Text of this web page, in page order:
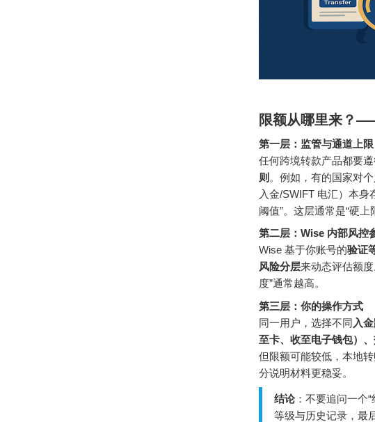
限额从哪里来？
第一层：监管与通道上限
任何跨境转款产品都要
则 。例如，有的国家对
入金/SWIFT 电汇）本
阈值”。这层通常是“硬上
第二层：Wise 内部风控
Wise 基于你账号的验证
风险分层来动态评估额
度”通常越高。
第三层：你的操作方式
同一用户，选择不同 入
至卡、收至电子钱包）
但限额可能较低，本地
分说明材料更稳妥。
结论：不要追问一个
等级与历史记录，最